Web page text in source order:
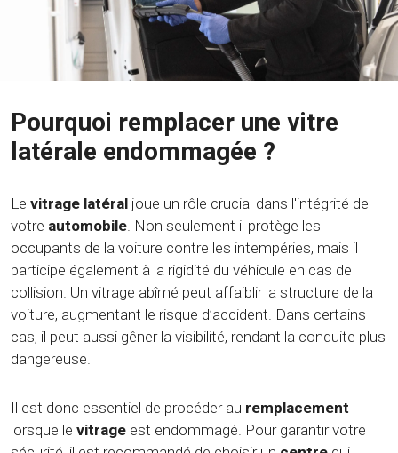
Pourquoi remplacer une vitre
latérale endommagée ?
Le vitrage latéral joue un rôle crucial dans l'intégrité de
votre automobile. Non seulement il protège les
occupants de la voiture contre les intempéries, mais il
participe également à la rigidité du véhicule en cas de
collision. Un vitrage abîmé peut affaiblir la structure de la
voiture, augmentant le risque d’accident. Dans certains
cas, il peut aussi gêner la visibilité, rendant la conduite plus
dangereuse.
Il est donc essentiel de procéder au remplacement
lorsque le vitrage est endommagé. Pour garantir votre